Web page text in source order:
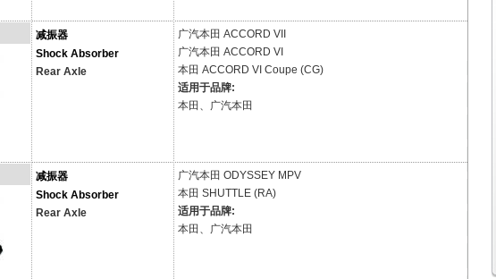
减振器
Shock Absorber
Rear Axle
广汽本田 ACCORD VII
广汽本田 ACCORD VI
本田 ACCORD VI Coupe (CG)
适用于品牌:
本田、广汽本田
减振器
Shock Absorber
Rear Axle
广汽本田 ODYSSEY MPV
本田 SHUTTLE (RA)
适用于品牌:
本田、广汽本田